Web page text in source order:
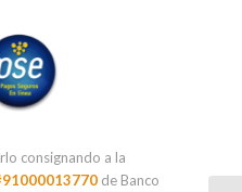
consignando a la
de Banco